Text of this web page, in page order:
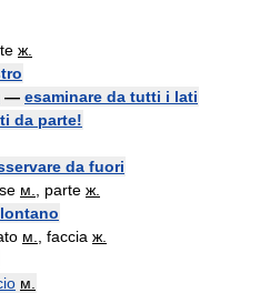
ж.
— esaminare da tutti i lati
da parte!
da fuori
м. , parte ж.
м. , faccia ж.
м.